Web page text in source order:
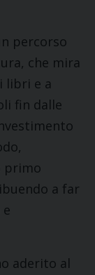
percorso
che mira
libri e a
fin dalle
primo
a far
aderito al